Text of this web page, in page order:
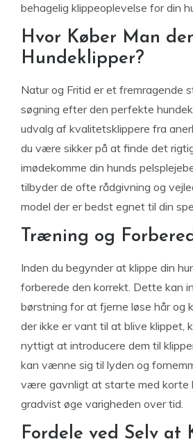
behagelig klippeoplevelse for din
Hvor Køber Man
Hundeklipper?
Natur og Fritid er et fremragende
søgning efter den perfekte
udvalg af kvalitetsklippere fra
du være sikker på at finde det
imødekomme din hunds
tilbyder de ofte rådgivning og
model der er bedst egnet til din
Træning og
Inden du begynder at klippe din
forberede den korrekt. Dette kan
børstning for at fjerne løse hår og
der ikke er vant til at blive klippet,
nyttigt at introducere dem til
kan vænne sig til lyden og
være gavnligt at starte med korte
gradvist øge varigheden over tid.
Fordele ved Selv at